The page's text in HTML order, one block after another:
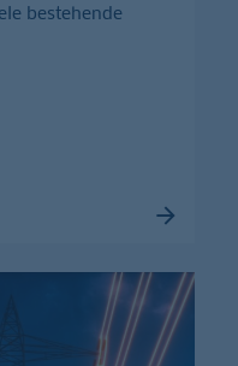
bestehende